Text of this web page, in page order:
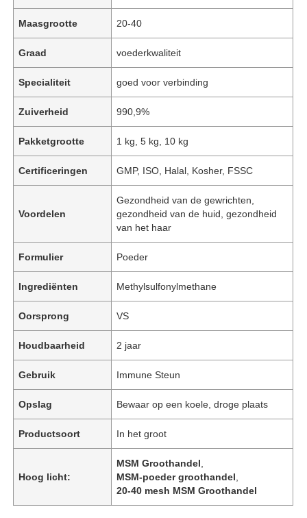
Maasgrootte 20-40
Graad voederkwaliteit
Specialiteit goed voor verbinding
Zuiverheid 990,9%
Pakketgrootte 1 kg, 5 kg, 10 kg
Certificeringen GMP, ISO, Halal, Kosher, FSSC
Voordelen
Gezondheid van de gewrichten,
gezondheid van de huid, gezondheid
van het haar
Formulier Poeder
Ingrediënten Methylsulfonylmethane
Oorsprong VS
Houdbaarheid 2 jaar
Gebruik Immune Steun
Opslag Bewaar op een koele, droge plaats
Productsoort In het groot
Hoog licht:
MSM Groothandel
MSM-poeder groothandel
20-40 mesh MSM Groothandel